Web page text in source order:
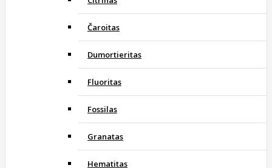
Čaroitas
Dumortieritas
Fluoritas
Fossilas
Granatas
Hematitas